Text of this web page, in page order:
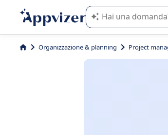
L'IA di Appvizer vi
Organizzazione & planning Project